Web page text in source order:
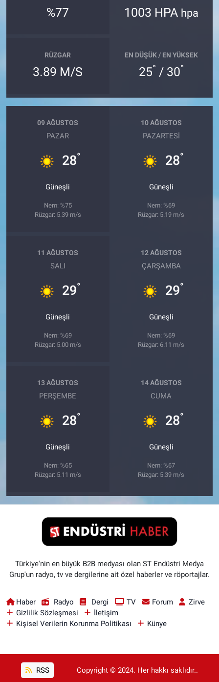
%77 1003 HPA hpa
RÜZGAR
3.89 M/S
EN DÜŞÜK / EN YÜKSEK
25° / 30°
09 AĞUSTOS
PAZAR
28°
Güneşli
Nem: %75
Rüzgar: 5.39 m/s
10 AĞUSTOS
PAZARTESI
28°
Güneşli
Nem: %69
Rüzgar: 5.19 m/s
11 AĞUSTOS
SALI
29°
Güneşli
Nem: %69
Rüzgar: 5.00 m/s
12 AĞUSTOS
ÇARŞAMBA
29°
Güneşli
Nem: %69
Rüzgar: 6.11 m/s
13 AĞUSTOS
PERŞEMBE
28°
Güneşli
Nem: %65
Rüzgar: 5.11 m/s
14 AĞUSTOS
CUMA
28°
Güneşli
Nem: %67
Rüzgar: 5.39 m/s
Türkiye'nin en büyük B2B medyası olan ST Endüstri Medya
Grup'un radyo, tv ve dergilerine ait özel haberler ve röportajlar.
Haber Radyo Dergi TV Forum
Zirve
Gizlilik Sözleşmesi
İletişim
Kişisel Verilerin Korunma Politikası
Künye
RSS Copyright © 2024. Her hakkı saklıdır..